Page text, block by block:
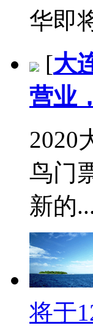
华即
[大
营业
2020
鸟门
新的
将于